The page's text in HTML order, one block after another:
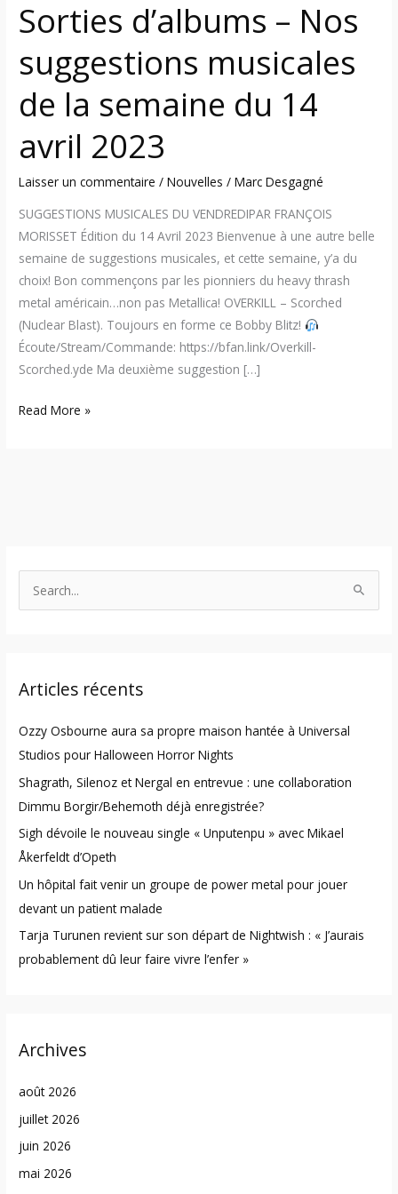
Sorties d’albums – Nos
suggestions musicales
de la semaine du 14
avril 2023
Laisser un commentaire /Nouvelles /Marc Desgagné
SUGGESTIONS MUSICALES DU VENDREDIPAR FRANÇOIS
MORISSET Édition du 14 Avril 2023 Bienvenue à une autre belle
semaine de suggestions musicales, et cette semaine, y’a du
choix! Bon commençons par les pionniers du heavy thrash
metal américain…non pas Metallica! OVERKILL – Scorched
(Nuclear Blast). Toujours en forme ce Bobby Blitz!
Écoute/Stream/Commande: https://bfan.link/Overkill-
Scorched.yde Ma deuxième suggestion […]
Read More »
c
f
o
r
:
Articles récents
Ozzy Osbourne aura sa propre maison hantée à Universal
Studios pour Halloween Horror Nights
Shagrath, Silenoz et Nergal en entrevue : une collaboration
Dimmu Borgir/Behemoth déjà enregistrée?
Sigh dévoile le nouveau single « Unputenpu » avec Mikael
Åkerfeldt d’Opeth
Un hôpital fait venir un groupe de power metal pour jouer
devant un patient malade
Tarja Turunen revient sur son départ de Nightwish : « J’aurais
probablement dû leur faire vivre l’enfer »
Archives
août 2026
juillet 2026
juin 2026
mai 2026